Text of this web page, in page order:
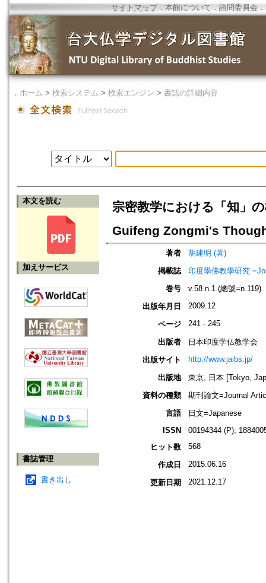
サイトマップ．本館について ． 諮問委員会 ．
． ホーム > 検索システム > 検索エンジン > 書誌の詳細内容
本文を読む
加えサービス
書誌管理
書き出し
宗密教学における「知」
Guifeng Zongmi's
著者
胡建明 (著)
掲載誌
印度學佛教學研究
巻号
v.58 n.1 (總號=n.119)
出版年月日
2009.12
ページ 241 - 245
出版者
日本印度学仏教学会
出版サイト
http://www.jaibs.jp/
出版地
東京, 日本 [Tokyo,
資料の種類
期刊論文=Journal
言語
日文=Japanese
ISSN
00194344 (P);
ヒット数
568
作成日 2015.06.16
更新日期 2021.12.17